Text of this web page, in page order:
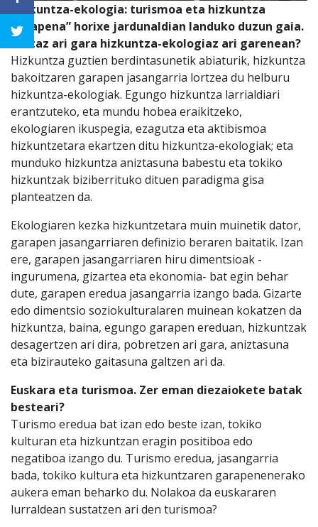
Hizkuntza-ekologia: turismoa eta hizkuntza
garapena” horixe jardunaldian landuko duzun gaia.
Zertaz ari gara hizkuntza-ekologiaz ari garenean?
Hizkuntza guztien berdintasunetik abiaturik, hizkuntza
bakoitzaren garapen jasangarria lortzea du helburu
hizkuntza-ekologiak. Egungo hizkuntza larrialdiari
erantzuteko, eta mundu hobea eraikitzeko,
ekologiaren ikuspegia, ezagutza eta aktibismoa
hizkuntzetara ekartzen ditu hizkuntza-ekologiak; eta
munduko hizkuntza aniztasuna babestu eta tokiko
hizkuntzak biziberrituko dituen paradigma gisa
planteatzen da.
Ekologiaren kezka hizkuntzetara muin muinetik dator,
garapen jasangarriaren definizio beraren baitatik. Izan
ere, garapen jasangarriaren hiru dimentsioak -
ingurumena, gizartea eta ekonomia- bat egin behar
dute, garapen eredua jasangarria izango bada. Gizarte
edo dimentsio soziokulturalaren muinean kokatzen da
hizkuntza, baina, egungo garapen ereduan, hizkuntzak
desagertzen ari dira, pobretzen ari gara, aniztasuna
eta bizirauteko gaitasuna galtzen ari da.
Euskara eta turismoa. Zer eman diezaiokete batak
besteari?
Turismo eredua bat izan edo beste izan, tokiko
kulturan eta hizkuntzan eragin positiboa edo
negatiboa izango du. Turismo eredua, jasangarria
bada, tokiko kultura eta hizkuntzaren garapenenerako
aukera eman beharko du. Nolakoa da euskararen
lurraldean sustatzen ari den turismoa?